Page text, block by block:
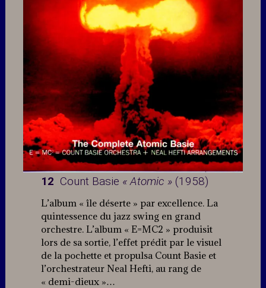
12 Count Basie « Atomic »(1958)
L’album « île déserte » par excellence. La
quintessence du jazz swing en grand
orchestre. L’album « E=MC2 » produisit
lors de sa sortie, l’effet prédit par le visuel
de la pochette et propulsa Count Basie et
l’orchestrateur Neal Hefti, au rang de
« demi-dieux »…